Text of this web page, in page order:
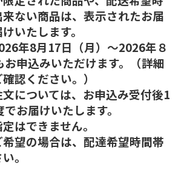
ない商品は、表示されたお届
いたします。
年8月17日（月）～2026年８
申込みいただけます。（詳細
認ください。）
については、お申込み受付後1
お届けいたします。
はできません。
望の場合は、配達希望時間帯
。